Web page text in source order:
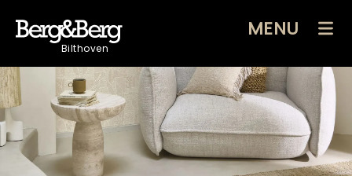
Bilthoven
MENU